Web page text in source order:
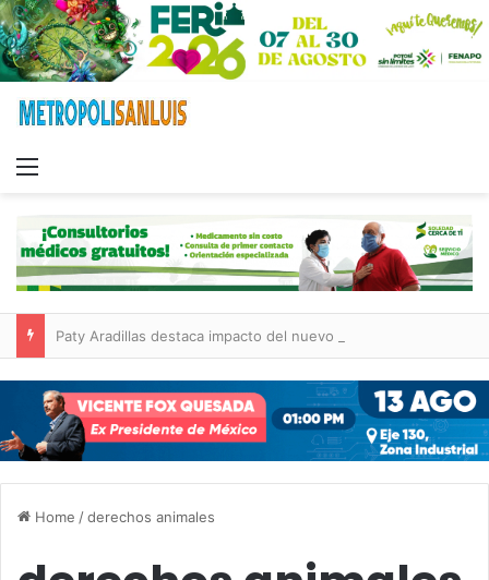
Home /derechos animales